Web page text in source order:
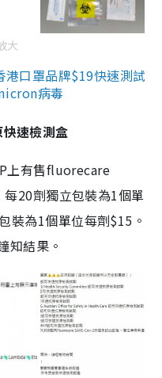
大
口罩品牌$19快速測試
病毒
速檢測盒
上有售fluorecare
20劑獨立包裝為1個單
裝為1個單位每劑$15。
知結果。